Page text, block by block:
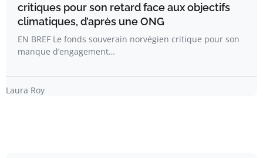
critiques pour son retard face aux objectifs
climatiques, d’après une ONG
EN BREF Le fonds souverain norvégien critique pour son
manque d’engagement…
Laura Roy